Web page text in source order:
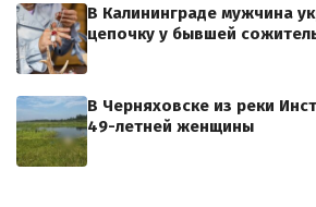
В Калининграде мужчина
цепочку у бывшей
В Черняховске из реки
49-летней женщины